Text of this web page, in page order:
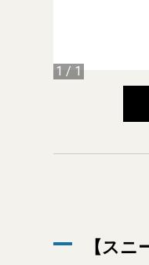
1 / 1
【ス